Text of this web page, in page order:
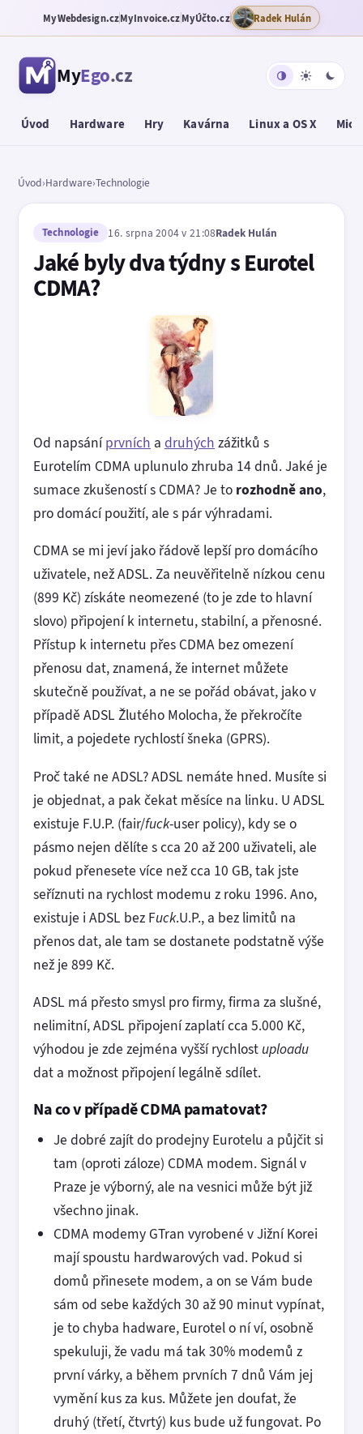
MyWebdesign.czMyInvoice.czMyÚčto.cz Radek Hulán
MyEgo.cz
Úvod Hardware Hry Kavárna Linux a OS X
Úvod›Hardware›Technologie
Technologie 16. srpna 2004 v 21:08Radek Hulán
Jaké byly dva týdny s Eurotel
CDMA?
Od napsáníprvních a druhých zážitků s
Eurotelím CDMA uplunulo zhruba 14 dnů. Jaké je
sumace zkušeností s CDMA? Je to rozhodně ano,
pro domácí použití, ale s pár výhradami.
CDMA se mi jeví jako řádově lepší pro domácího
uživatele, než ADSL. Za neuvěřitelně nízkou cenu
(899 Kč) získáte neomezené (to je zde to hlavní
slovo) připojení k internetu, stabilní, a přenosné.
Přístup k internetu přes CDMA bez omezení
přenosu dat, znamená, že internet můžete
skutečně používat, a ne se pořád obávat, jako v
případě ADSL Žlutého Molocha, že překročíte
limit, a pojedete rychlostí šneka (GPRS).
Proč také ne ADSL? ADSL nemáte hned. Musíte si
je objednat, a pak čekat měsíce na linku. U ADSL
existuje F.U.P. (fair/fuck-user policy), kdy se o
pásmo nejen dělíte s cca 20 až 200 uživateli, ale
pokud přenesete více než cca 10 GB, tak jste
seříznuti na rychlost modemu z roku 1996. Ano,
existuje i ADSL bez Fuck.U.P., a bez limitů na
přenos dat, ale tam se dostanete podstatně výše
než je 899 Kč.
ADSL má přesto smysl pro firmy, firma za slušné,
nelimitní, ADSL připojení zaplatí cca 5.000 Kč,
výhodou je zde zejména vyšší rychlost uploadu
dat a možnost připojení legálně sdílet.
Na co v případě CDMA pamatovat?
Je dobré zajít do prodejny Eurotelu a půjčit si
tam (oproti záloze) CDMA modem. Signál v
Praze je výborný, ale na vesnici může být již
všechno jinak.
CDMA modemy GTran vyrobené v Jižní Korei
mají spoustu hardwarových vad. Pokud si
domů přinesete modem, a on se Vám bude
sám od sebe každých 30 až 90 minut vypínat,
je to chyba hadware, Eurotel o ní ví, osobně
spekuluji, že vadu má tak 30% modemů z
první várky, a během prvních 7 dnů Vám jej
vymění kus za kus. Můžete jen doufat, že
druhý (třetí, čtvrtý) kus bude už fungovat. Po